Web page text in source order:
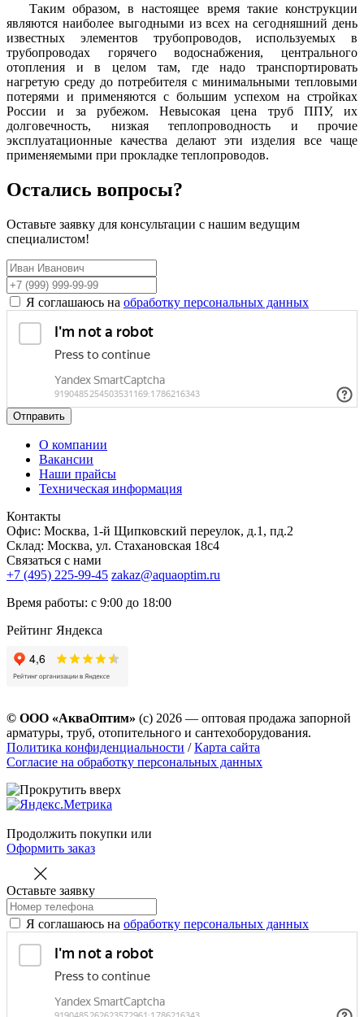
Таким образом, в настоящее время такие конструкции
являются наиболее выгодными из всех на сегодняшний день
известных элементов трубопроводов, используемых в
трубопроводах горячего водоснабжения, центрального
отопления и в целом там, где надо транспортировать
нагретую среду до потребителя с минимальными тепловыми
потерями и применяются с большим успехом на стройках
России и за рубежом. Невысокая цена труб ППУ, их
долговечность, низкая теплопроводность и прочие
эксплуатационные качества делают эти изделия все чаще
применяемыми при прокладке теплопроводов.
Остались вопросы?
Оставьте заявку для консультации с нашим ведущим
специалистом!
Я соглашаюсь на обработку персональных данных
Отправить
О компании
Вакансии
Наши прайсы
Техническая информация
Контакты
Офис: Москва, 1-й Щипковский переулок, д.1, пд.2
Склад: Москва, ул. Стахановская 18с4
Связаться с нами
+7 (495) 225-99-45 zakaz@aquaoptim.ru
Время работы: с 9:00 до 18:00
Рейтинг Яндекса
© ООО «АкваОптим» (с) 2026 — оптовая продажа запорной
арматуры, труб, отопительного и сантехоборудования.
Политика конфиденциальности /Карта сайта
Согласие на обработку персональных данных
Продолжить покупки или
Оформить заказ
Оставьте заявку
Я соглашаюсь на обработку персональных данных